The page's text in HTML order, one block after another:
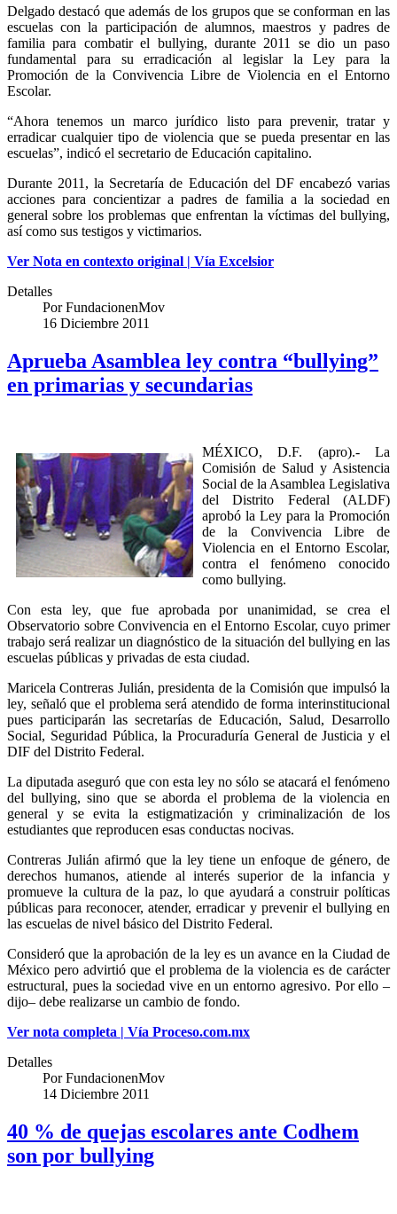
Delgado destacó que además de los grupos que se conforman en las
escuelas con la participación de alumnos, maestros y padres de
familia para combatir el bullying, durante 2011 se dio un paso
fundamental para su erradicación al legislar la Ley para la
Promoción de la Convivencia Libre de Violencia en el Entorno
Escolar.
“Ahora tenemos un marco jurídico listo para prevenir, tratar y
erradicar cualquier tipo de violencia que se pueda presentar en las
escuelas”, indicó el secretario de Educación capitalino.
Durante 2011, la Secretaría de Educación del DF encabezó varias
acciones para concientizar a padres de familia a la sociedad en
general sobre los problemas que enfrentan la víctimas del bullying,
así como sus testigos y victimarios.
Ver Nota en contexto original | Vía Excelsior
Detalles
PorFundacionenMov
16 Diciembre 2011
Aprueba Asamblea ley contra “bullying”
en primarias y secundarias
MÉXICO, D.F. (apro).- La
Comisión de Salud y Asistencia
Social de la Asamblea Legislativa
del Distrito Federal (ALDF)
aprobó la Ley para la Promoción
de la Convivencia Libre de
Violencia en el Entorno Escolar,
contra el fenómeno conocido
como bullying.
Con esta ley, que fue aprobada por unanimidad, se crea el
Observatorio sobre Convivencia en el Entorno Escolar, cuyo primer
trabajo será realizar un diagnóstico de la situación del bullying en las
escuelas públicas y privadas de esta ciudad.
Maricela Contreras Julián, presidenta de la Comisión que impulsó la
ley, señaló que el problema será atendido de forma interinstitucional
pues participarán las secretarías de Educación, Salud, Desarrollo
Social, Seguridad Pública, la Procuraduría General de Justicia y el
DIF del Distrito Federal.
La diputada aseguró que con esta ley no sólo se atacará el fenómeno
del bullying, sino que se aborda el problema de la violencia en
general y se evita la estigmatización y criminalización de los
estudiantes que reproducen esas conductas nocivas.
Contreras Julián afirmó que la ley tiene un enfoque de género, de
derechos humanos, atiende al interés superior de la infancia y
promueve la cultura de la paz, lo que ayudará a construir políticas
públicas para reconocer, atender, erradicar y prevenir el bullying en
las escuelas de nivel básico del Distrito Federal.
Consideró que la aprobación de la ley es un avance en la Ciudad de
México pero advirtió que el problema de la violencia es de carácter
estructural, pues la sociedad vive en un entorno agresivo. Por ello –
dijo– debe realizarse un cambio de fondo.
Ver nota completa | Vía Proceso.com.mx
Detalles
PorFundacionenMov
14 Diciembre 2011
40 % de quejas escolares ante Codhem
son por bullying